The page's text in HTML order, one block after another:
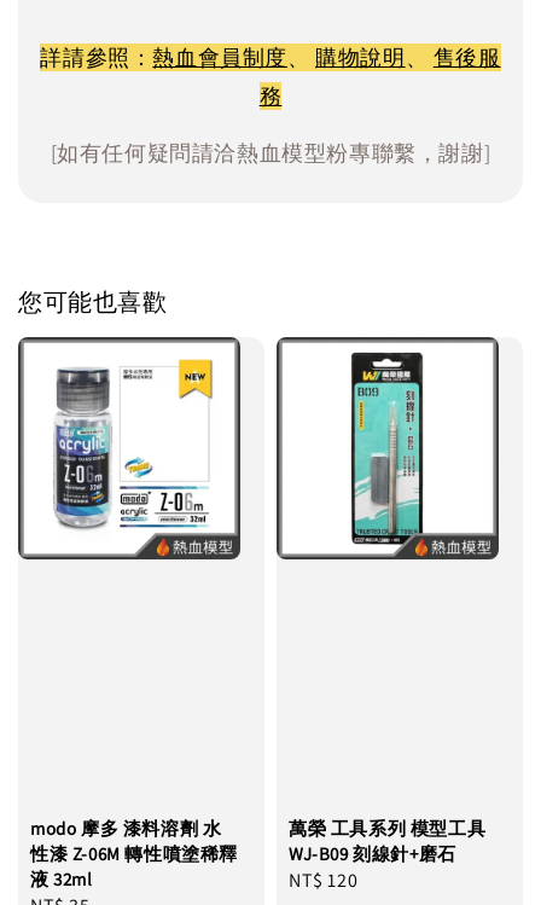
詳請參照：熱血會員制度、 購物說明、 售後服
務
[如有任何疑問請洽熱血模型粉專聯繫，謝謝]
您可能也喜歡
modo 摩多 漆料溶劑 水
性漆 Z-06M 轉性噴塗稀釋
液 32ml
萬榮 工具系列 模型工具
WJ-B09 刻線針+磨石
Regular
NT$ 120